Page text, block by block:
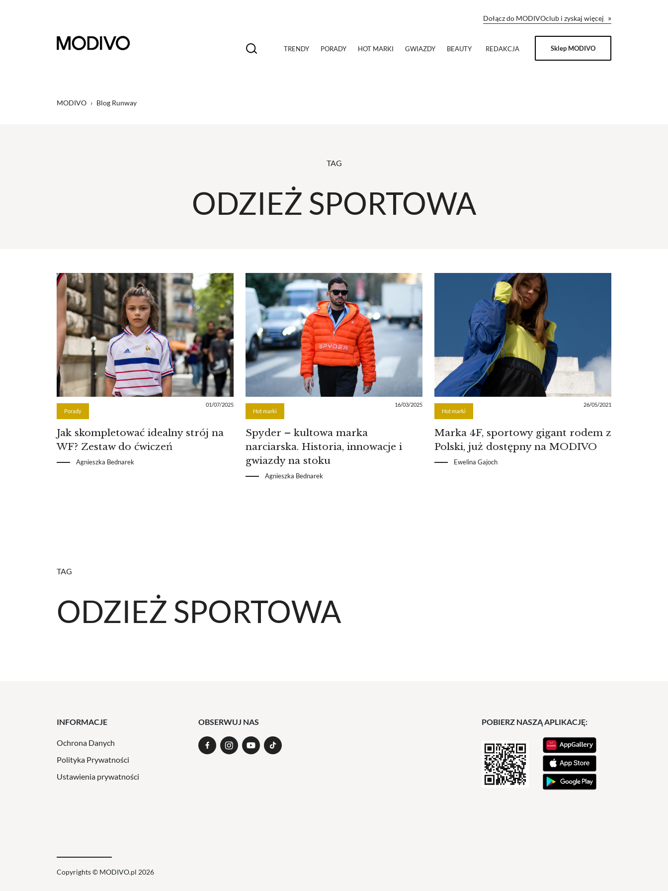
Dołącz do MODIVOclub i zyskaj więcej »
TRENDY PORADY HOT MARKI GWIAZDY BEAUTY REDAKCJA Sklep MODIVO
MODIVO › Blog Runway
TAG
ODZIEŻ SPORTOWA
Porady
01/07/2025
Jak skompletować idealny strój na
WF? Zestaw do ćwiczeń
Agnieszka Bednarek
Hot marki
16/03/2025
Spyder – kultowa marka
narciarska. Historia, innowacje i
gwiazdy na stoku
Agnieszka Bednarek
Hot marki
26/05/2021
Marka 4F, sportowy gigant rodem z
Polski, już dostępny na MODIVO
Ewelina Gajoch
TAG
ODZIEŻ SPORTOWA
INFORMACJE
Ochrona Danych
Polityka Prywatności
Ustawienia prywatności
OBSERWUJ NAS POBIERZ NASZĄ APLIKACJĘ:
Copyrights © MODIVO.pl 2026